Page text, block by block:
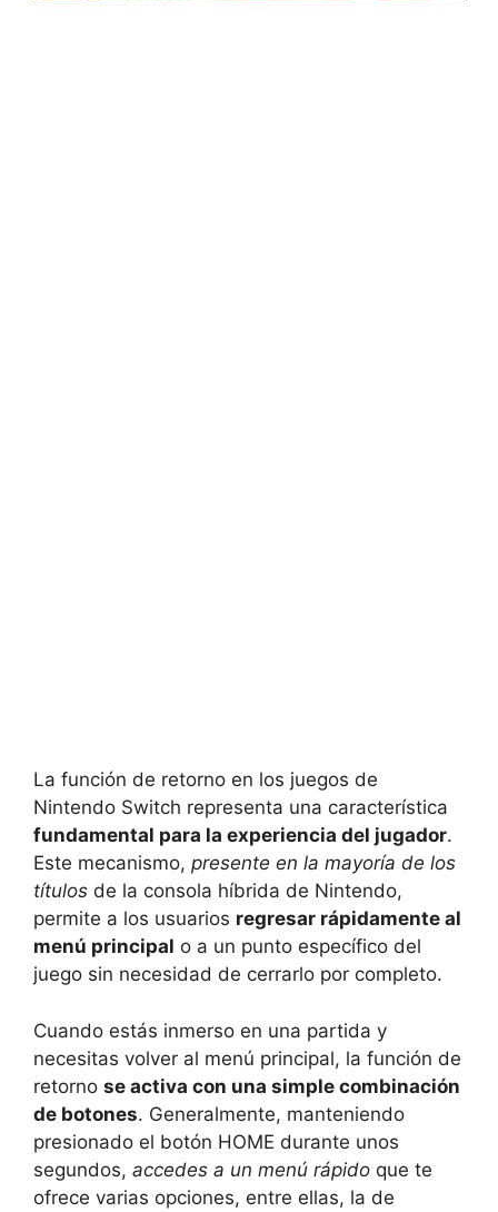
La función de retorno en los juegos de
Nintendo Switch representa una característica
fundamental para la experiencia del jugador.
Este mecanismo, presente en la mayoría de los
títulos de la consola híbrida de Nintendo,
permite a los usuarios regresar rápidamente al
menú principal o a un punto específico del
juego sin necesidad de cerrarlo por completo.
Cuando estás inmerso en una partida y
necesitas volver al menú principal, la función de
retorno se activa con una simple combinación
de botones. Generalmente, manteniendo
presionado el botón HOME durante unos
segundos, accedes a un menú rápido que te
ofrece varias opciones, entre ellas, la de